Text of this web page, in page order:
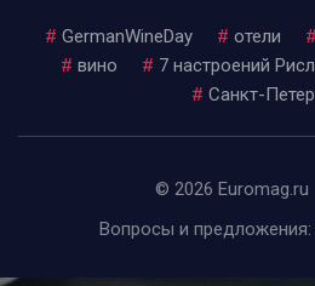
# GermanWineDay # отели #
# вино # 7 настроений
# Санкт-
© 2026 Euromag.ru
Вопросы и предложения: